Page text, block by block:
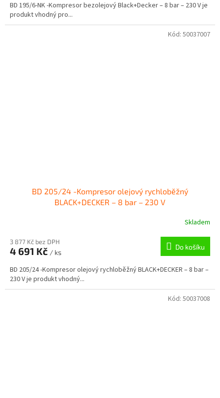
BD 195/6-NK -Kompresor bezolejový Black+Decker – 8 bar – 230 V je
produkt vhodný pro...
BD 205/24 -Kompresor olejový rychloběžný
BLACK+DECKER – 8 bar – 230 V
Skladem
3 877 Kč bez DPH
4 691 Kč / ks
Do košíku
BD 205/24 -Kompresor olejový rychloběžný BLACK+DECKER – 8 bar –
230 V je produkt vhodný...
Kód: 50037007
Kód: 50037008